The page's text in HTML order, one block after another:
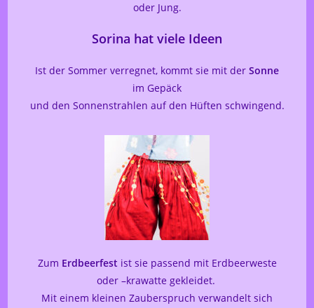
oder Jung.
Sorina hat viele Ideen
Ist der Sommer verregnet, kommt sie mit der Sonne
im Gepäck
und den Sonnenstrahlen auf den Hüften schwingend.
Zum Erdbeerfest ist sie passend mit Erdbeerweste
oder –krawatte gekleidet.
Mit einem kleinen Zauberspruch verwandelt sich